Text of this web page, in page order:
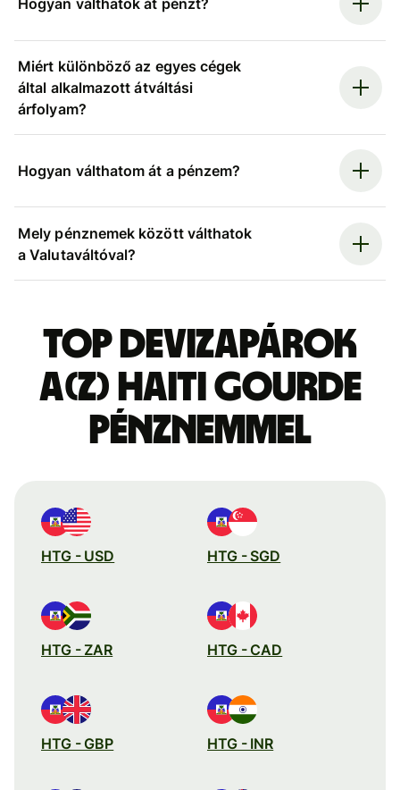
Hogyan válthatok át pénzt?
Miért különböző az egyes cégek
által alkalmazott átváltási
árfolyam?
Hogyan válthatom át a pénzem?
Mely pénznemek között válthatok
a Valutaváltóval?
Top devizapárok
a(z) haiti gourde
pénznemmel
HTG - USD HTG - SGD
HTG - ZAR HTG - CAD
HTG - GBP HTG - INR